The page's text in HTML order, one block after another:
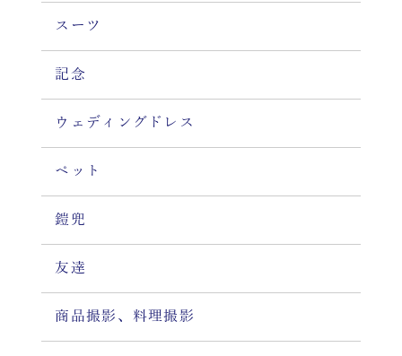
スーツ
記念
ウェディングドレス
ペット
鎧兜
友達
商品撮影、料理撮影